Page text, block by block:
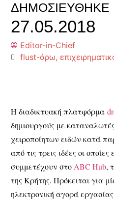
ΔΗΜΟΣΙΕΎΘΗΚΕ
27.05.2018
Editor-in-Chief
flust-άρω,
Η διαδικτυακή πλατφόρμα
δημιουργούς με
χειροποίητων ειδών κατά
από τις τρεις ιδέες οι
συμμετέχουν στοABC Hub,
της Κρήτης. Πρόκειται για
ηλεκτρονική αγορά